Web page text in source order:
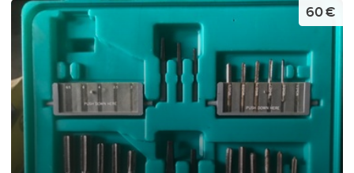
60 €